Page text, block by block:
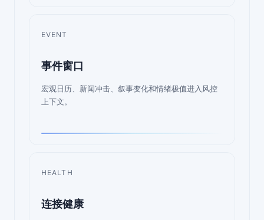
EVENT
事件窗口
宏观日历、新闻冲击、叙事变化和情绪极值进入风控
上下文。
HEALTH
连接健康